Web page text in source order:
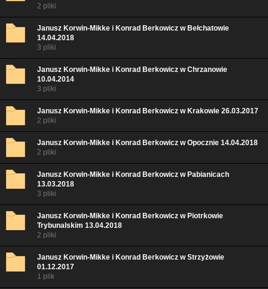
2 pliki
Janusz Korwin-Mikke i Konrad Berkowicz w Bełchatowie
14.04.2018
3 pliki
Janusz Korwin-Mikke i Konrad Berkowicz w Chrzanowie
10.04.2014
3 pliki
Janusz Korwin-Mikke i Konrad Berkowicz w Krakowie 26.03.2017
2 pliki
Janusz Korwin-Mikke i Konrad Berkowicz w Opocznie 14.04.2018
2 pliki
Janusz Korwin-Mikke i Konrad Berkowicz w Pabianicach
13.03.2018
3 pliki
Janusz Korwin-Mikke i Konrad Berkowicz w Piotrkowie
Trybunalskim 13.04.2018
2 pliki
Janusz Korwin-Mikke i Konrad Berkowicz w Strzyżowie
01.12.2017
1 plik